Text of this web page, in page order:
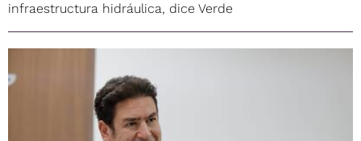
infraestructura hidráulica, dice Verde